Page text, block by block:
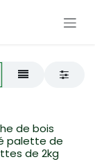
de bois
palette de
de 2kg